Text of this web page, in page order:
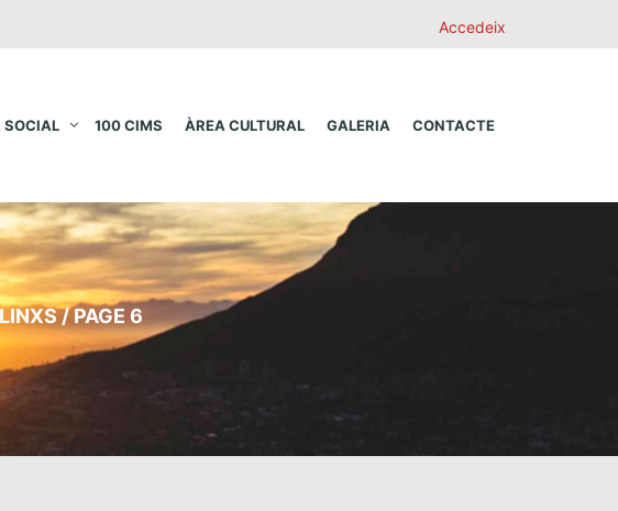
Accedeix
SOCIAL 100 CIMS ÀREA CULTURAL GALERIA CONTACTE
LINXS/ PAGE 6